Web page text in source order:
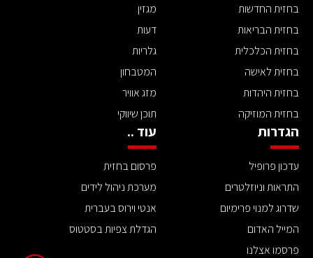
בחזית החדשות
בחזית הבריאות
בחזית הכלכלית
בחזית לאישה
בחזית היהדות
בחזית המוזיקה
מגזין
דעות
גלריות
המטבחון
מזג אוויר
תוכן שיווקי
הגדרות
עדכון פרופיל
התראות וניוזלטרים
שדרוג למנוי פרימיום
המייל האדום
פרסמו אצלנו
עוד ..
פרסום בחזית
מערכת ניהול לידים
אנטי וירוס בעברית
הגדלת צפיות בסטטוס